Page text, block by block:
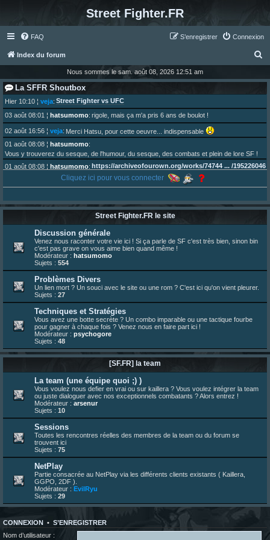
Street Fighter.FR
FAQ Connexion
S’enregistrer
Index du forum
c
e
Nous sommes le sam. août 08, 2026 12:51 am
La SFFR Shoutbox
Hier 10:10 ¦ veja: Street Fighter vs UFC
03 août 08:01 ¦ hatsumomo: rigole, mais ça m'a pris 6 ans de boulot !
02 août 16:56 ¦ veja: Merci Hatsu, pour cette oeuvre... indispensable
01 août 08:08 ¦ hatsumomo:
Vous y trouverez du sesque, de l'humour, du sesque, des combats et plein de lore SF !
01 août 08:08 ¦ hatsumomo: https://archiveofourown.org/works/74744 ... /195226046
hatsumomo :
Aujourd'hui, c'est le yaoi day. Pour la peine je reposte ma dernière fic.
30 juil. 07:22¦hatsumomo:
Un futur indispensable :https://x.com/preterniadotcom/status/20 ... 8820352079
26 juil. 22:09¦hatsumomo:bio de Alex en ligne les gens !
13 juil. 09:53¦hatsumomo:
bonjour les amis, je viens de poster ma 1e review de figurine !
23 juin 10:36¦indy:une très chouette SFFR shoutbox !
23 juin 07:30
hatsumomo
23 juin 07:26¦hatsumomo :shoutbox réinitialisée
22 juin 12:27¦indy:Yo !
22 juin 08:49¦veja:Yo
Cliquez ici pour vous connecter
Street Fighter.FR le site
Discussion générale
Venez nous raconter votre vie ici ! Si ça parle de SF c'est très bien, sinon bin
c'est pas grave on vous aime bien quand même !
Modérateur : hatsumomo
Sujets : 554
Problèmes Divers
Un lien mort ? Un souci avec le site ou une rom ? C'est ici qu'on vient pleurer.
Sujets : 27
Techniques et Stratégies
Vous avez une botte secrète ? Un combo imparable ou une tactique fourbe
pour gagner à chaque fois ? Venez nous en faire part ici !
Modérateur : psychogore
Sujets : 48
[SF.FR] la team
La team (une équipe quoi ;) )
Vous voulez nous defier en vrai ou sur kaillera ? Vous voulez intégrer la team
ou juste dialoguer avec nos exceptionnels combatants ? Alors entrez !
Modérateur : arsenur
Sujets : 10
Sessions
Toutes les rencontres réelles des membres de la team ou du forum se
trouvent ici
Sujets : 75
NetPlay
Partie consacrée au NetPlay via les différents clients existants ( Kaillera,
GGPO, 2DF ).
Modérateur : EvilRyu
Sujets : 29
CONNEXION • S’ENREGISTRER
Nom d’utilisateur :